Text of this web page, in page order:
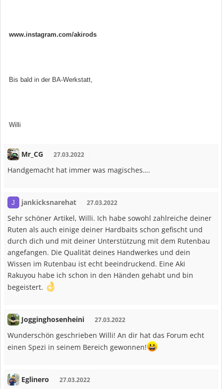
www.instagram.com/akirods
Bis bald in der BA-Werkstatt,
Willi
Mr_CG 27.03.2022
Handgemacht hat immer was magisches….
J jankicksnarehat 27.03.2022
Sehr schöner Artikel, Willi. Ich habe sowohl zahlreiche deiner
Ruten als auch einige deiner Hardbaits schon gefischt und
durch dich und mit deiner Unterstützung mit dem Rutenbau
angefangen. Die Qualität deines Handwerkes und dein
Wissen im Rutenbau ist echt beeindruckend. Eine Aki
Rakuyou habe ich schon in den Händen gehabt und bin
begeistert.
Jogginghosenheini 27.03.2022
Wunderschön geschrieben Willi! An dir hat das Forum echt
einen Spezi in seinem Bereich gewonnen!
Eglinero 27.03.2022